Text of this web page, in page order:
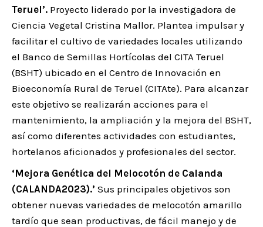
Teruel’. Proyecto liderado por la investigadora de
Ciencia Vegetal Cristina Mallor. Plantea impulsar y
facilitar el cultivo de variedades locales utilizando
el Banco de Semillas Hortícolas del CITA Teruel
(BSHT) ubicado en el Centro de Innovación en
Bioeconomía Rural de Teruel (CITAte). Para alcanzar
este objetivo se realizarán acciones para el
mantenimiento, la ampliación y la mejora del BSHT,
así como diferentes actividades con estudiantes,
hortelanos aficionados y profesionales del sector.
‘Mejora Genética del Melocotón de Calanda
(CALANDA2023).’ Sus principales objetivos son
obtener nuevas variedades de melocotón amarillo
tardío que sean productivas, de fácil manejo y de